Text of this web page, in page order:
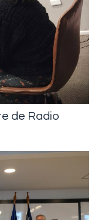
de Radio